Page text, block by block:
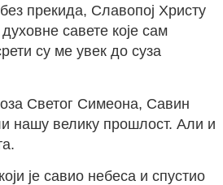
прекида, Славопој Христу
савете које сам
су ме увек до суза
Светог Симеона, Савин
нашу велику прошлост. Али и
је савио небеса и спустио